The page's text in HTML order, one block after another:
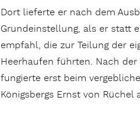
Dort lieferte er nach dem
Grundeinstellung, als er statt
empfahl, die zur Teilung der
Heerhaufen führten. Nach
fungierte erst beim
Königsbergs Ernst von Rüchel